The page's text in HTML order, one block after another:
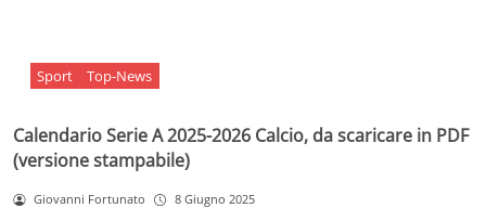
Sport Top-News
Calendario Serie A 2025-2026 Calcio, da scaricare in PDF
(versione stampabile)
Giovanni Fortunato 8 Giugno 2025